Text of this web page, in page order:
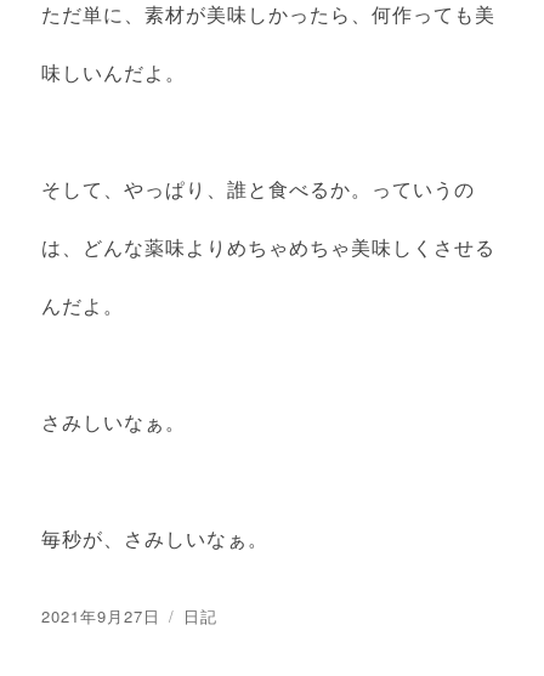
ただ単に、素材が美味しかったら、何作っても美
味しいんだよ。
そして、やっぱり、誰と食べるか。っていうの
は、どんな薬味よりめちゃめちゃ美味しくさせる
んだよ。
さみしいなぁ。
毎秒が、さみしいなぁ。
投
2021年9月27日
カ
日記